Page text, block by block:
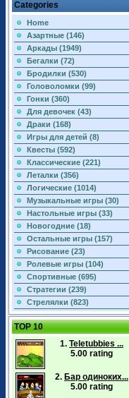
Categories
Home
Азартные (146)
Аркады (1949)
Бегалки (72)
Бродилки (530)
Головоломки (99)
Гонки (360)
Для девочек (43)
Драки (168)
Игры для детей (8)
Квесты (592)
Классические (221)
Леталки (356)
Логические (1014)
Музыкальные игры (30)
Настольные игры (33)
Новогодние (18)
Остальные игры (157)
Рисование (23)
Ролевые игры (104)
Спортивные (695)
Стратегии (239)
Стрелялки (823)
TOP 10
1. Teletubbies ...
5.00 rating
2. Бар одиноких...
5.00 rating